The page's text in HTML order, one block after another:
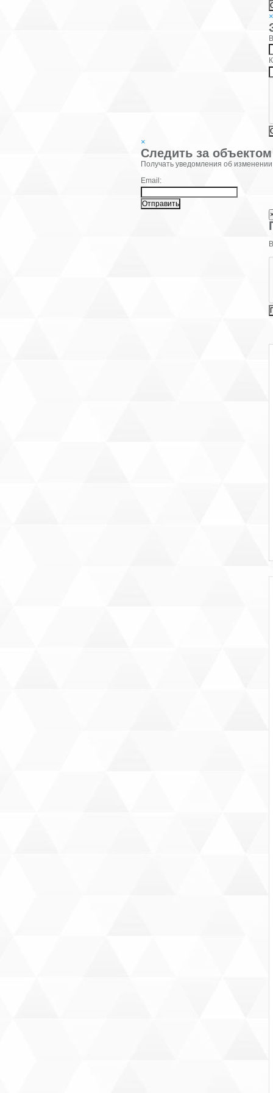
×
×
Следить за объектом
Фамилия:
Получать уведомления об
Email: